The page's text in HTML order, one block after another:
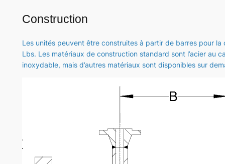
Construction
Les unités peuvent être construites à partir de barres pour
Lbs. Les matériaux de construction standard sont l’acier au
inoxydable, mais d’autres matériaux sont disponibles sur